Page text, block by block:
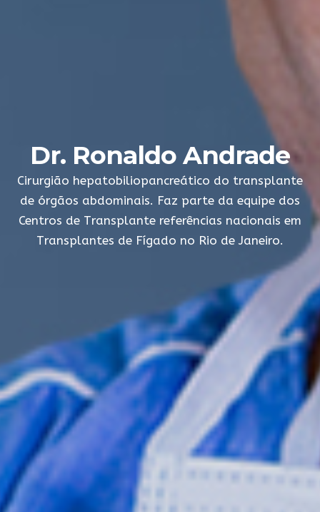
Dr. Ronaldo Andrade
Cirurgião hepatobiliopancreático do transplante
de órgãos abdominais. Faz parte da equipe dos
Centros de Transplante referências nacionais em
Transplantes de Fígado no Rio de Janeiro.